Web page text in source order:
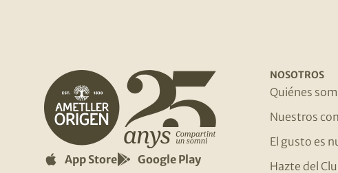
App Store Google Play
NOSOTROS
Quiénes
Nuestros
El gusto es
Hazte del